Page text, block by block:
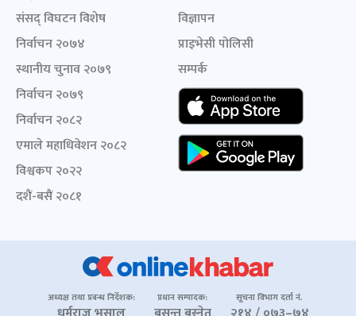
संसद् विघटन विशेष
निर्वाचन २०७४
स्थानीय चुनाव २०७९
निर्वाचन २०७९
निर्वाचन २०८२
एमाले महाधिवेशन २०८२
विश्वकप २०२२
दशैं-बसैं २०८१
विज्ञापन
प्राइभेसी पोलिसी
सम्पर्क
अध्यक्ष तथा प्रबन्ध निर्देशक: प्रधान सम्पादक: सूचना विभाग दर्ता नं.